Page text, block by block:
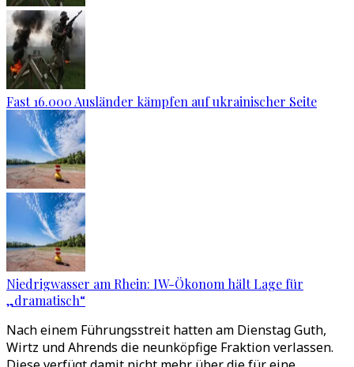
Fast 16.000 Ausländer kämpfen auf ukrainischer Seite
Niedrigwasser am Rhein: IW-Ökonom hält Lage für
„dramatisch“
Nach einem Führungsstreit hatten am Dienstag Guth,
Wirtz und Ahrends die neunköpfige Fraktion verlassen.